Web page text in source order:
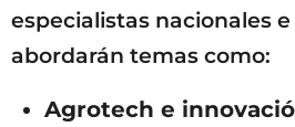
especialistas nacionales
abordarán temas como:
Agrotech e